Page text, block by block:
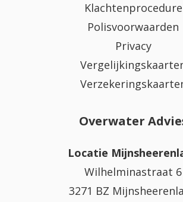
Klachtenprocedure
Polisvoorwaarden
Privacy
Overwater
Locatie
Wilhelminastraat 6
3271 BZ